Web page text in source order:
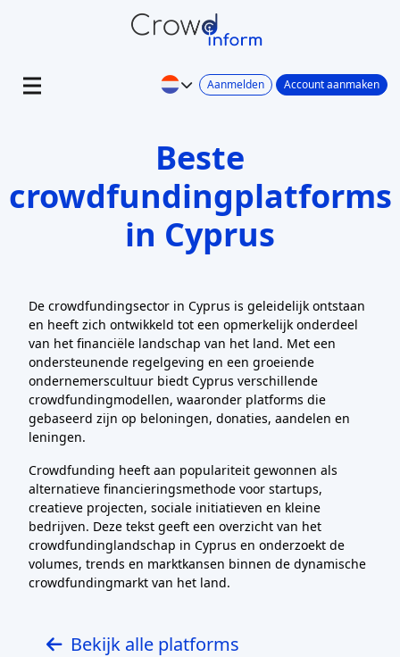
Aanmelden Account aanmaken
Beste
crowdfundingplatforms
in Cyprus
De crowdfundingsector in Cyprus is geleidelijk ontstaan
en heeft zich ontwikkeld tot een opmerkelijk onderdeel
van het financiële landschap van het land. Met een
ondersteunende regelgeving en een groeiende
ondernemerscultuur biedt Cyprus verschillende
crowdfundingmodellen, waaronder platforms die
gebaseerd zijn op beloningen, donaties, aandelen en
leningen.
Crowdfunding heeft aan populariteit gewonnen als
alternatieve financieringsmethode voor startups,
creatieve projecten, sociale initiatieven en kleine
bedrijven. Deze tekst geeft een overzicht van het
crowdfundinglandschap in Cyprus en onderzoekt de
volumes, trends en marktkansen binnen de dynamische
crowdfundingmarkt van het land.
Bekijk alle platforms